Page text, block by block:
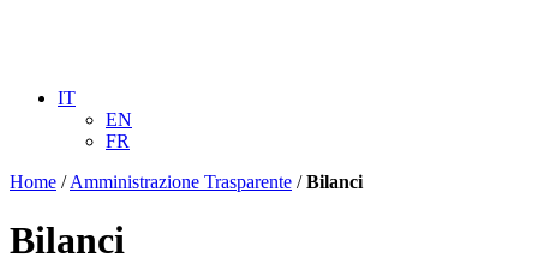
IT
EN
FR
Home /Amministrazione Trasparente /Bilanci
Bilanci